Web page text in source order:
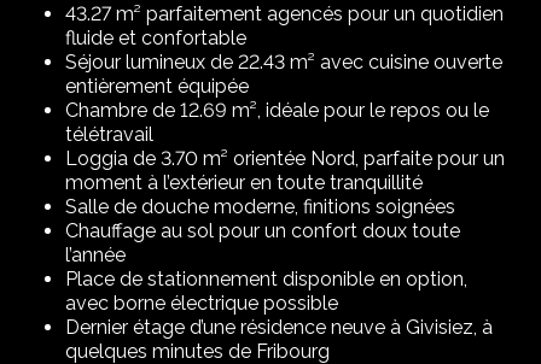
43.27 m² parfaitement agencés pour un quotidien
fluide et confortable
Séjour lumineux de 22.43 m² avec cuisine ouverte
entièrement équipée
Chambre de 12.69 m², idéale pour le repos ou le
télétravail
Loggia de 3.70 m² orientée Nord, parfaite pour un
moment à l’extérieur en toute tranquillité
Salle de douche moderne, finitions soignées
Chauffage au sol pour un confort doux toute
l’année
Place de stationnement disponible en option,
avec borne électrique possible
Dernier étage d’une résidence neuve à Givisiez, à
quelques minutes de Fribourg